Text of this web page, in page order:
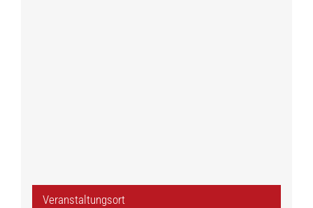
Veranstaltungsort